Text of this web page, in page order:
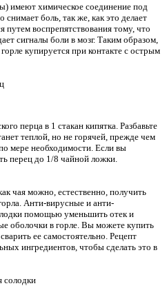
имеют химическое соединение под
боль, так же, как это делает
путем воспрепятствования тому, что
сигналы боли в мозг. Таким образом,
купируется при контакте с острым
перца в 1 стакан кипятка. Разбавьте
теплой, но не горячей, прежде чем
мере необходимости. Если вы
перец до 1/8 чайной ложки.
чая можно, естественно, получить
Анти-вирусные и анти-
помощью уменьшить отек и
оболочки в горле. Вы можете купить
ее самостоятельно. Рецепт
ингредиентов, чтобы сделать это в
солодки